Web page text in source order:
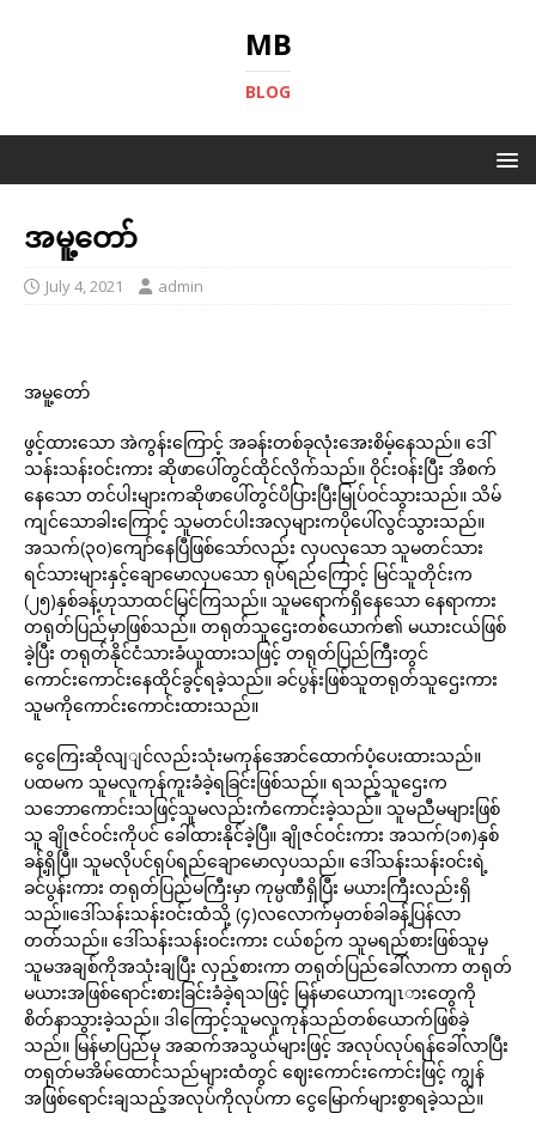
MB
BLOG
အမူ့တော်
July 4, 2021 admin
အမူ့တော်
ဖွင့်ထားသော အဲကွန်းကြောင့် အခန်းတစ်ခုလုံးအေးစိမ့်နေသည်။ ဒေါ်
သန်းသန်းဝင်းကား ဆိုဖာပေါ်တွင်ထိုင်လိုက်သည်။ ဝိုင်းဝန်းပြီး အိစက်
နေသော တင်ပါးများကဆိုဖာပေါ်တွင်ပိပြားပြီးမြုပ်ဝင်သွားသည်။ သိမ်
ကျင်သောခါးကြောင့် သူမတင်ပါးအလှများကပိုပေါ်လွင်သွားသည်။
အသက်(၃၀)ကျော်နေပြီဖြစ်သော်လည်း လှပလှသော သူမတင်သား
ရင်သားများနှင့်ချောမောလှပသော ရုပ်ရည်ကြောင့် မြင်သူတိုင်းက
(၂၅)နှစ်ခန့်ဟုသာထင်မြင်ကြသည်။ သူမရောက်ရှိနေသော နေရာကား
တရုတ်ပြည်မှာဖြစ်သည်။ တရုတ်သူဌေးတစ်ယောက်၏ မယားငယ်ဖြစ်
ခဲ့ပြီး တရုတ်နိုင်ငံသားခံယူထားသဖြင့် တရုတ်ပြည်ကြီးတွင်
ကောင်းကောင်းနေထိုင်ခွင့်ရခဲ့သည်။ ခင်ပွန်းဖြစ်သူတရုတ်သူဌေးကား
သူမကိုကောင်းကောင်းထားသည်။
ငွေကြေးဆိုလျျင်လည်းသုံးမကုန်အောင်ထောက်ပံ့ပေးထားသည်။
ပထမက သူမလူကုန်ကူးခံခဲ့ရခြင်းဖြစ်သည်။ ရသည့်သူဌေးက
သဘောကောင်းသဖြင့်သူမလည်းကံကောင်းခဲ့သည်။ သူမညီမများဖြစ်
သူ ချိုဇင်ဝင်းကိုပင် ခေါ်ထားနိုင်ခဲ့ပြီ။ ချိုဇင်ဝင်းကား အသက်(၁၈)နှစ်
ခန့်ရှိပြီ။ သူမလိုပင်ရုပ်ရည်ချောမောလှပသည်။ ဒေါ်သန်းသန်းဝင်းရဲ့
ခင်ပွန်းကား တရုတ်ပြည်မကြီးမှာ ကုမ္ပဏီရှိပြီး မယားကြီးလည်းရှိ
သည်။ဒေါ်သန်းသန်းဝင်းထံသို့ (၄)လလောက်မှတစ်ခါခန့်ပြန်လာ
တတ်သည်။ ဒေါ်သန်းသန်းဝင်းကား ငယ်စဉ်က သူမရည်စားဖြစ်သူမှ
သူမအချစ်ကိုအသုံးချပြီး လှည့်စားကာ တရုတ်ပြည်ခေါ်လာကာ တရုတ်
မယားအဖြစ်ရောင်းစားခြင်းခံခဲ့ရသဖြင့် မြန်မာယောကျၤားတွေကို
စိတ်နာသွားခဲ့သည်။ ဒါကြောင့်သူမလူကုန်သည်တစ်ယောက်ဖြစ်ခဲ့
သည်။ မြန်မာပြည်မှ အဆက်အသွယ်များဖြင့် အလုပ်လုပ်ရန်ခေါ်လာပြီး
တရုတ်မအိမ်ထောင်သည်များထံတွင် ဈေးကောင်းကောင်းဖြင့် ကျွန်
အဖြစ်ရောင်းချသည့်အလုပ်ကိုလုပ်ကာ ငွေမြောက်များစွာရခဲ့သည်။